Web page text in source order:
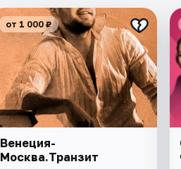
от 1 000 ₽
Венеция-
Москва.Транзит